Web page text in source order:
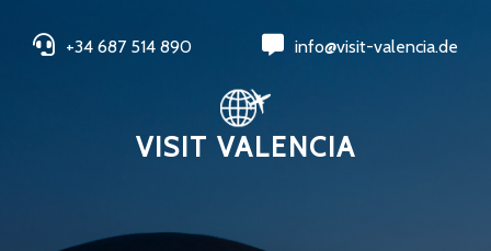
+34 687 514 890 info@visit-valencia.de
VISIT VALENCIA